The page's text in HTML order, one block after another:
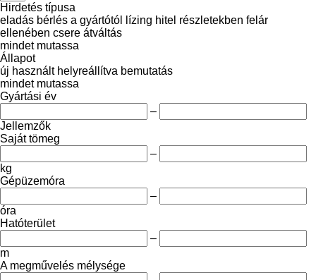
Hirdetés típusa
eladás bérlés a gyártótól lízing hitel részletekben felár
ellenében csere átváltás
mindet mutassa
Állapot
új használt helyreállítva bemutatás
mindet mutassa
Gyártási év
–
Jellemzők
Saját tömeg
–
kg
Gépüzemóra
–
óra
Hatóterület
–
m
A megművelés mélysége